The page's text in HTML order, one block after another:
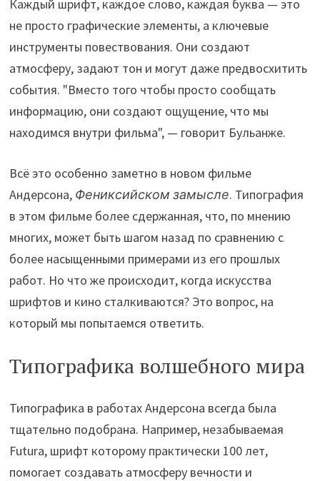
Каждый шрифт, каждое слово, каждая буква — это
не просто графические элементы, а ключевые
инструменты повествования. Они создают
атмосферу, задают тон и могут даже предвосхитить
события. "Вместо того чтобы просто сообщать
информацию, они создают ощущение, что мы
находимся внутри фильма", — говорит Бульанже.
Всё это особенно заметно в новом фильме
Андерсона, Фениксийском замысле. Типография
в этом фильме более сдержанная, что, по мнению
многих, может быть шагом назад по сравнению с
более насыщенными примерами из его прошлых
работ. Но что же происходит, когда искусства
шрифтов и кино сталкиваются? Это вопрос, на
который мы попытаемся ответить.
Типографика волшебного мира
Типографика в работах Андерсона всегда была
тщательно подобрана. Например, незабываемая
Futura, шрифт которому практически 100 лет,
помогает создавать атмосферу вечности и